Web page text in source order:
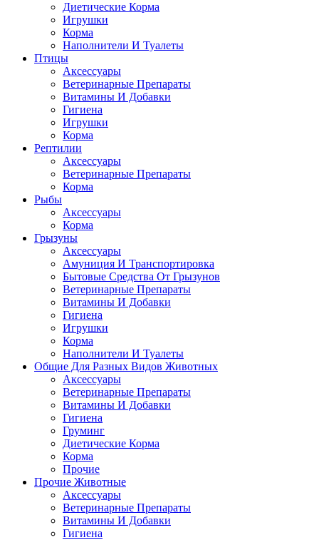
Диетические Корма
Игрушки
Корма
Наполнители И Туалеты
Птицы
Аксессуары
Ветеринарные Препараты
Витамины И Добавки
Гигиена
Игрушки
Корма
Рептилии
Аксессуары
Ветеринарные Препараты
Корма
Рыбы
Аксессуары
Корма
Грызуны
Аксессуары
Амуниция И Транспортировка
Бытовые Средства От Грызунов
Ветеринарные Препараты
Витамины И Добавки
Гигиена
Игрушки
Корма
Наполнители И Туалеты
Общие Для Разных Видов Животных
Аксессуары
Ветеринарные Препараты
Витамины И Добавки
Гигиена
Груминг
Диетические Корма
Корма
Прочие
Прочие Животные
Аксессуары
Ветеринарные Препараты
Витамины И Добавки
Гигиена